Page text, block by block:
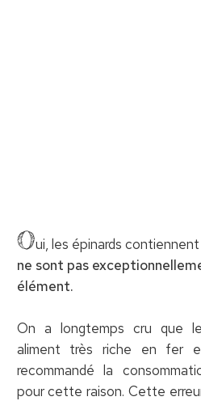
Oui, les épinards
ne sont pas
élément.
On a longtemps cru que
aliment très riche en fer
recommandé la
pour cette raison. Cette